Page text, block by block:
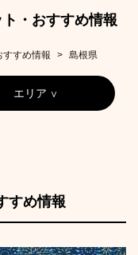
・おすすめ情報
すすめ情報 島根県
エリア
すめ情報